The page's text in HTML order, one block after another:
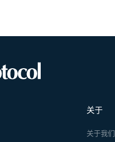
关于
关于我们